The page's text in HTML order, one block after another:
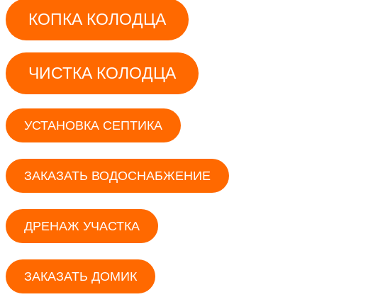
КОПКА КОЛОДЦА
ЧИСТКА КОЛОДЦА
УСТАНОВКА СЕПТИКА
ЗАКАЗАТЬ ВОДОСНАБЖЕНИЕ
ДРЕНАЖ УЧАСТКА
ЗАКАЗАТЬ ДОМИК